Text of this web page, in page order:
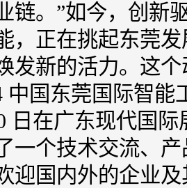
链。”如今，创新
，正在挑起东莞
发新的活力。这
中国东莞国际智能
日在广东现代国
一个技术交流、
迎国内外的企业